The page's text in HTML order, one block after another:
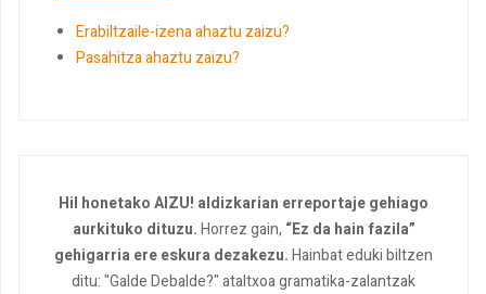
Erabiltzaile-izena ahaztu zaizu?
Pasahitza ahaztu zaizu?
Hil honetako AIZU! aldizkarian erreportaje gehiago
aurkituko dituzu.Horrez gain, “Ez da hain fazila”
gehigarria ere eskura dezakezu.Hainbat eduki biltzen
ditu: "Galde Debalde?" ataltxoa gramatika-zalantzak